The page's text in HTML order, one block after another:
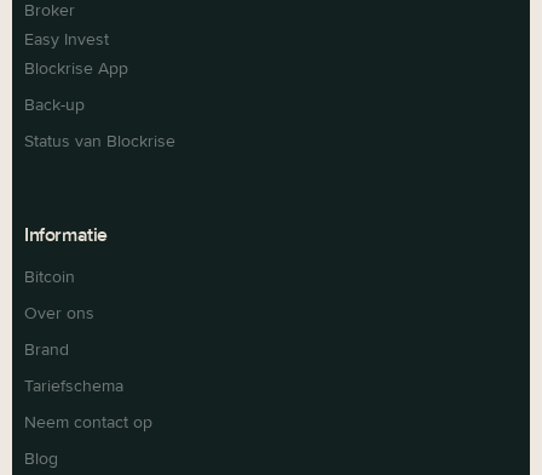
Broker
Easy Invest
Blockrise App
Back-up
Status van Blockrise
Informatie
Bitcoin
Over ons
Brand
Tariefschema
Neem contact op
Blog